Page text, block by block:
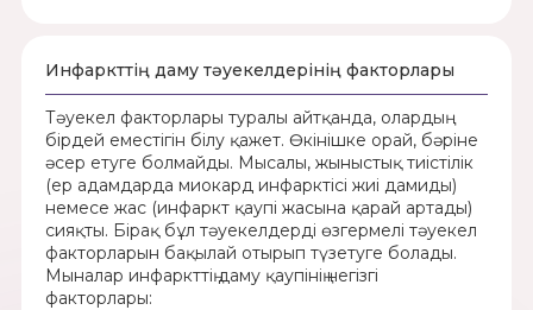
Инфаркттің даму тәуекелдерінің факторлары
Тәуекел факторлары туралы айтқанда, олардың
бірдей еместігін білу қажет. Өкінішке орай, бәріне
әсер етуге болмайды. Мысалы, жыныстық тиістілік
(ер адамдарда миокард инфарктісі жиі дамиды)
немесе жас (инфаркт қаупі жасына қарай артады)
сияқты. Бірақ бұл тәуекелдерді өзгермелі тәуекел
факторларын бақылай отырып түзетуге болады.
Мыналар инфаркттің даму қаупінің негізгі
факторлары: